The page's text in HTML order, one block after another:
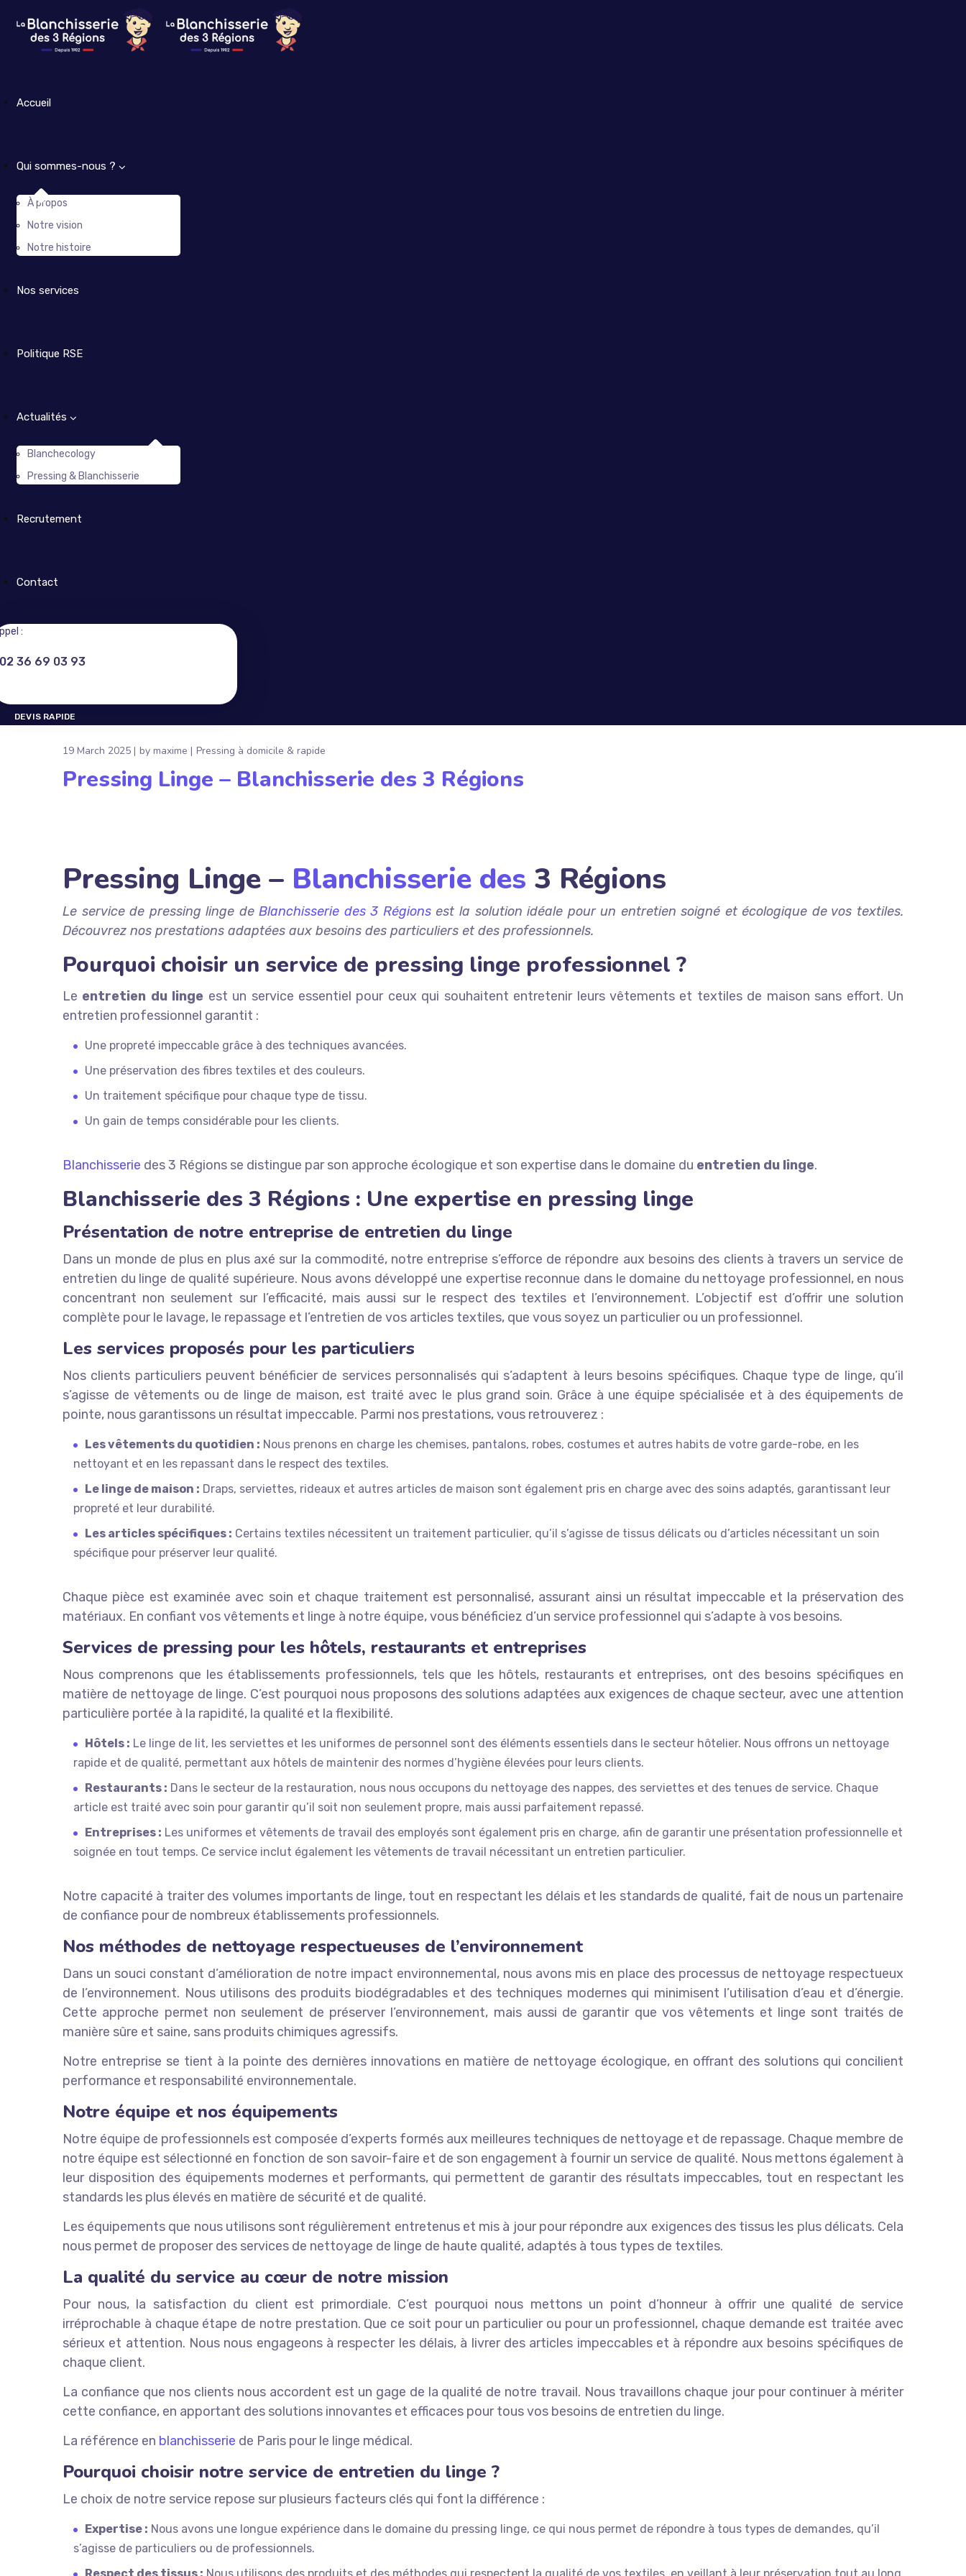
Accueil
Qui sommes-nous ?
À propos
Notre vision
Notre histoire
Nos services
Politique RSE
Actualités
Blanchecology
Pressing & Blanchisserie
Recrutement
Contact
:
02 36 69 03 93
DEVIS RAPIDE
19 March 2025 by maxime Pressing à domicile & rapide
Pressing Linge – Blanchisserie des 3 Régions
Pressing Linge – Blanchisserie des 3 Régions
Le service de pressing linge deBlanchisserie des 3 Régionsest la solution idéale pour un entretien soigné et écologique de vos textiles.
Découvrez nos prestations adaptées aux besoins des particuliers et des professionnels.
Pourquoi choisir un service de pressing linge professionnel ?
Le entretien du linge est un service essentiel pour ceux qui souhaitent entretenir leurs vêtements et textiles de maison sans effort. Un
entretien professionnel garantit :
Une propreté impeccable grâce à des techniques avancées.
Une préservation des fibres textiles et des couleurs.
Un traitement spécifique pour chaque type de tissu.
Un gain de temps considérable pour les clients.
Blanchisserie des 3 Régions se distingue par son approche écologique et son expertise dans le domaine du entretien du linge.
Blanchisserie des 3 Régions : Une expertise en pressing linge
Présentation de notre entreprise de entretien du linge
Dans un monde de plus en plus axé sur la commodité, notre entreprise s’efforce de répondre aux besoins des clients à travers un service de
entretien du linge de qualité supérieure. Nous avons développé une expertise reconnue dans le domaine du nettoyage professionnel, en nous
concentrant non seulement sur l’efficacité, mais aussi sur le respect des textiles et l’environnement. L’objectif est d’offrir une solution
complète pour le lavage, le repassage et l’entretien de vos articles textiles, que vous soyez un particulier ou un professionnel.
Les services proposés pour les particuliers
Nos clients particuliers peuvent bénéficier de services personnalisés qui s’adaptent à leurs besoins spécifiques. Chaque type de linge, qu’il
s’agisse de vêtements ou de linge de maison, est traité avec le plus grand soin. Grâce à une équipe spécialisée et à des équipements de
pointe, nous garantissons un résultat impeccable. Parmi nos prestations, vous retrouverez :
Les vêtements du quotidien : Nous prenons en charge les chemises, pantalons, robes, costumes et autres habits de votre garde-robe, en les
nettoyant et en les repassant dans le respect des textiles.
Le linge de maison : Draps, serviettes, rideaux et autres articles de maison sont également pris en charge avec des soins adaptés, garantissant leur
propreté et leur durabilité.
Les articles spécifiques : Certains textiles nécessitent un traitement particulier, qu’il s’agisse de tissus délicats ou d’articles nécessitant un soin
spécifique pour préserver leur qualité.
Chaque pièce est examinée avec soin et chaque traitement est personnalisé, assurant ainsi un résultat impeccable et la préservation des
matériaux. En confiant vos vêtements et linge à notre équipe, vous bénéficiez d’un service professionnel qui s’adapte à vos besoins.
Services de pressing pour les hôtels, restaurants et entreprises
Nous comprenons que les établissements professionnels, tels que les hôtels, restaurants et entreprises, ont des besoins spécifiques en
matière de nettoyage de linge. C’est pourquoi nous proposons des solutions adaptées aux exigences de chaque secteur, avec une attention
particulière portée à la rapidité, la qualité et la flexibilité.
Hôtels : Le linge de lit, les serviettes et les uniformes de personnel sont des éléments essentiels dans le secteur hôtelier. Nous offrons un nettoyage
rapide et de qualité, permettant aux hôtels de maintenir des normes d’hygiène élevées pour leurs clients.
Restaurants : Dans le secteur de la restauration, nous nous occupons du nettoyage des nappes, des serviettes et des tenues de service. Chaque
article est traité avec soin pour garantir qu’il soit non seulement propre, mais aussi parfaitement repassé.
Entreprises : Les uniformes et vêtements de travail des employés sont également pris en charge, afin de garantir une présentation professionnelle et
soignée en tout temps. Ce service inclut également les vêtements de travail nécessitant un entretien particulier.
Notre capacité à traiter des volumes importants de linge, tout en respectant les délais et les standards de qualité, fait de nous un partenaire
de confiance pour de nombreux établissements professionnels.
Nos méthodes de nettoyage respectueuses de l’environnement
Dans un souci constant d’amélioration de notre impact environnemental, nous avons mis en place des processus de nettoyage respectueux
de l’environnement. Nous utilisons des produits biodégradables et des techniques modernes qui minimisent l’utilisation d’eau et d’énergie.
Cette approche permet non seulement de préserver l’environnement, mais aussi de garantir que vos vêtements et linge sont traités de
manière sûre et saine, sans produits chimiques agressifs.
Notre entreprise se tient à la pointe des dernières innovations en matière de nettoyage écologique, en offrant des solutions qui concilient
performance et responsabilité environnementale.
Notre équipe et nos équipements
Notre équipe de professionnels est composée d’experts formés aux meilleures techniques de nettoyage et de repassage. Chaque membre de
notre équipe est sélectionné en fonction de son savoir-faire et de son engagement à fournir un service de qualité. Nous mettons également à
leur disposition des équipements modernes et performants, qui permettent de garantir des résultats impeccables, tout en respectant les
standards les plus élevés en matière de sécurité et de qualité.
Les équipements que nous utilisons sont régulièrement entretenus et mis à jour pour répondre aux exigences des tissus les plus délicats. Cela
nous permet de proposer des services de nettoyage de linge de haute qualité, adaptés à tous types de textiles.
La qualité du service au cœur de notre mission
Pour nous, la satisfaction du client est primordiale. C’est pourquoi nous mettons un point d’honneur à offrir une qualité de service
irréprochable à chaque étape de notre prestation. Que ce soit pour un particulier ou pour un professionnel, chaque demande est traitée avec
sérieux et attention. Nous nous engageons à respecter les délais, à livrer des articles impeccables et à répondre aux besoins spécifiques de
chaque client.
La confiance que nos clients nous accordent est un gage de la qualité de notre travail. Nous travaillons chaque jour pour continuer à mériter
cette confiance, en apportant des solutions innovantes et efficaces pour tous vos besoins de entretien du linge.
La référence en blanchisserie de Paris pour le linge médical.
Pourquoi choisir notre service de entretien du linge ?
Le choix de notre service repose sur plusieurs facteurs clés qui font la différence :
Expertise : Nous avons une longue expérience dans le domaine du pressing linge, ce qui nous permet de répondre à tous types de demandes, qu’il
s’agisse de particuliers ou de professionnels.